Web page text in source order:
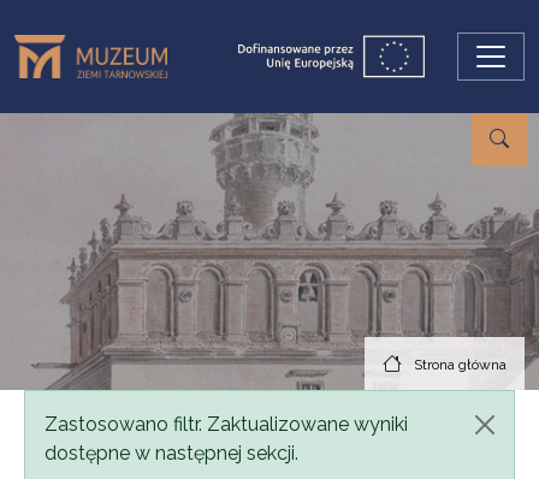
Strona główna
Komunikat
Zastosowano filtr. Zaktualizowane wyniki
dostępne w następnej sekcji.